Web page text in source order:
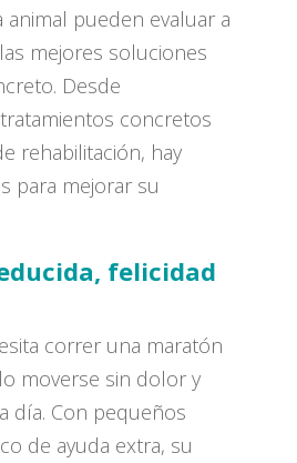
pueden evaluar a
mejores soluciones
Desde
concretos
rehabilitación, hay
para mejorar su
felicidad
correr una maratón
moverse sin dolor y
día. Con pequeños
de ayuda extra, su